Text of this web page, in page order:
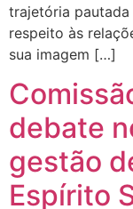
trajetória pautada
respeito às
sua imagem […]
debate
gestão
Espírito